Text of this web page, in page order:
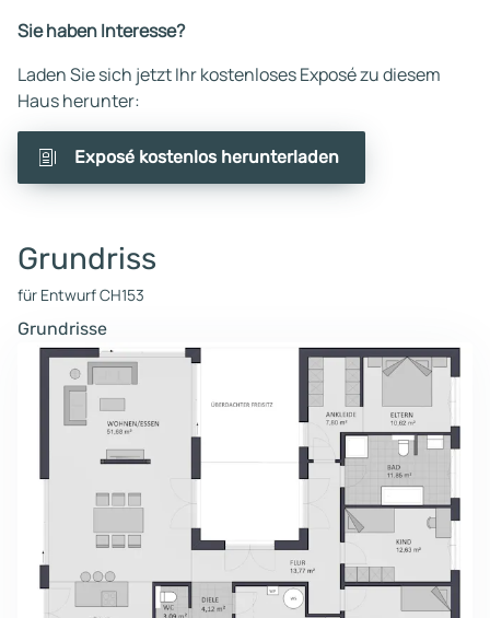
Sie haben Interesse?
Laden Sie sich jetzt Ihr kostenloses Exposé zu diesem
Haus herunter:
Exposé kostenlos herunterladen
Grundriss
für Entwurf CH153
Grundrisse